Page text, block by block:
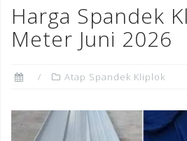
Harga Spandek
Meter Juni 2026
Atap Spandek Kliplok